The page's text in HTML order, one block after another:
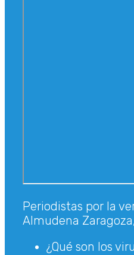
Periodistas por la
Almudena
¿Qué son los